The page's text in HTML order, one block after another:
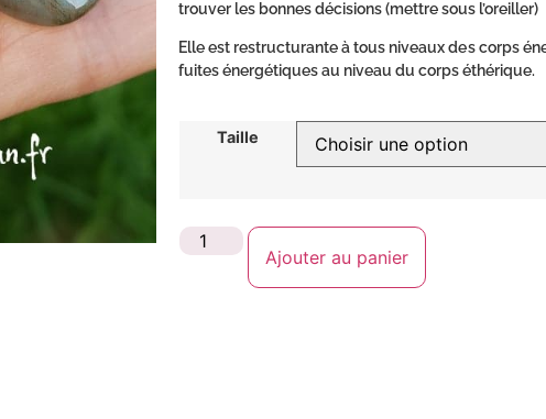
trouver les bonnes décisions (mettre sous l’oreiller)
Elle est restructurante à tous niveaux des corps
fuites énergétiques au niveau du corps éthérique.
Taille
Ajouter au panier